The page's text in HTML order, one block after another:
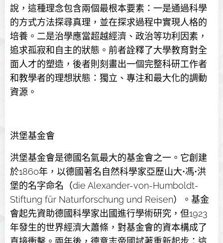
說，這種理念包含兩個最根本要素：一是通過科學
的方式方法探尋真理，並在探求過程中實現人格的
培養。二是治學應當超越經濟、政治等功利因素，
追求孤寂和自主的狀態。前者詮釋了大學教育對全
面人才的塑造，後者則刻畫出一個完整科研工作者
和教學者的理想狀態：獨立、專注和最大化的調動
資源。
洪堡基金會
洪堡基金會是德國名氣最大的基金會之一。它創建
於1860年，以德國著名自然科學家亞歷山大•馮•洪
堡的名字命名（die Alexander-von-Humboldt-
Stiftung für Naturforschung und Reisen）。基金
會起先資助德國科學家出國進行學術研究，但1923
年發生的世界經濟大蕭條，對基金會的資本構成了